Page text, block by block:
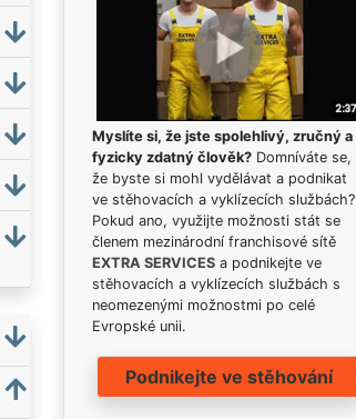
Myslíte si, že jste spolehlivý, zručný a
fyzicky zdatný člověk?Domníváte se,
že byste si mohl vydělávat a podnikat
ve stěhovacích a vyklízecích službách?
Pokud ano, využijte možnosti stát se
členem mezinárodní franchisové sítě
EXTRA SERVICESa podnikejte ve
stěhovacích a vyklízecích službách s
neomezenými možnostmi po celé
Evropské unii.
Podnikejte ve stěhování